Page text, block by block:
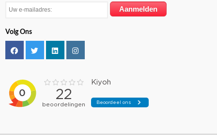
Volg Ons